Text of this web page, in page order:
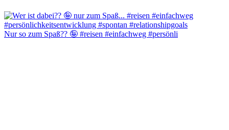
Nur so zum Spaß?? 🤪 #reisen #einfachweg #persönli